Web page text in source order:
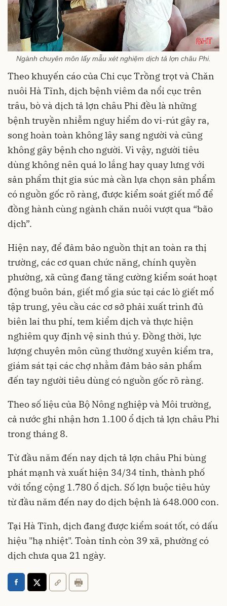
Ngành chuyên môn lấy mẫu xét nghiệm dịch tả lợn châu Phi.
Theo khuyến cáo của Chi cục Trồng trọt và Chăn
nuôi Hà Tĩnh, dịch bệnh viêm da nổi cục trên
trâu, bò và dịch tả lợn châu Phi đều là những
bệnh truyền nhiễm nguy hiểm do vi-rút gây ra,
song hoàn toàn không lây sang người và cũng
không gây bệnh cho người. Vì vậy, người tiêu
dùng không nên quá lo lắng hay quay lưng với
sản phẩm thịt gia súc mà cần lựa chọn sản phẩm
có nguồn gốc rõ ràng, được kiểm soát giết mổ để
đồng hành cùng ngành chăn nuôi vượt qua “bão
dịch”.
Hiện nay, để đảm bảo nguồn thịt an toàn ra thị
trường, các cơ quan chức năng, chính quyền
phường, xã cũng đang tăng cường kiểm soát hoạt
động buôn bán, giết mổ gia súc tại các lò giết mổ
tập trung, yêu cầu các cơ sở phải xuất trình đủ
biên lai thu phí, tem kiểm dịch và thực hiện
nghiêm quy định vệ sinh thú y. Đồng thời, lực
lượng chuyên môn cũng thường xuyên kiểm tra,
giám sát tại các chợ nhằm đảm bảo sản phẩm
đến tay người tiêu dùng có nguồn gốc rõ ràng.
Theo số liệu của Bộ Nông nghiệp và Môi trường,
cả nước ghi nhận hơn 1.100 ổ dịch tả lợn châu Phi
trong tháng 8.
Từ đầu năm đến nay dịch tả lợn châu Phi bùng
phát mạnh và xuất hiện 34/34 tỉnh, thành phố
với tổng cộng 1.780 ổ dịch. Số lợn buộc tiêu hủy
từ đầu năm đến nay do dịch bệnh là 648.000 con.
Tại Hà Tĩnh, dịch đang được kiểm soát tốt, có dấu
hiệu "hạ nhiệt". Toàn tỉnh còn 39 xã, phường có
dịch chưa qua 21 ngày.